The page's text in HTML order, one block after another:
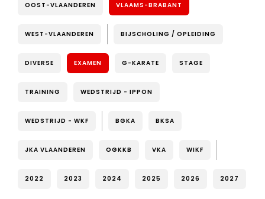
OOST-VLAANDEREN VLAAMS-BRABANT
WEST-VLAANDEREN BIJSCHOLING / OPLEIDING
DIVERSE EXAMEN G-KARATE STAGE
TRAINING WEDSTRIJD - IPPON
WEDSTRIJD - WKF BGKA BKSA
JKA VLAANDEREN OGKKB VKA WIKF
2022 2023 2024 2025 2026 2027